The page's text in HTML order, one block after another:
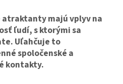
atraktanty majú vplyv na
ľudí, s ktorými sa
Uľahčuje to
spoločenské a
kontakty.